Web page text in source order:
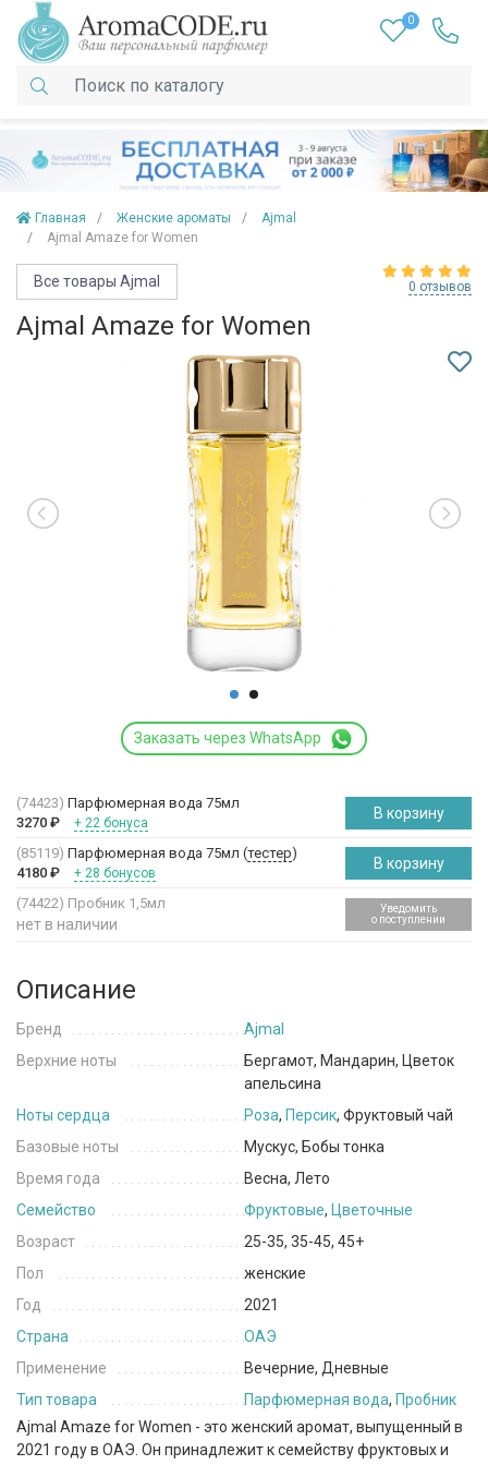
0
Главная Женские ароматы
Ajmal
Ajmal Amaze for Women
Все товары Ajmal 0 отзывов
Ajmal Amaze for Women
Заказать через WhatsApp
(74423) Парфюмерная вода 75мл
3270 ₽ + 22 бонуса
В корзину
(85119) Парфюмерная вода 75мл (тестер)
4180 ₽ + 28 бонусов
В корзину
(74422) Пробник 1,5мл
нет в наличии
Уведомить
о поступлении
Описание
Бренд
Ajmal
Верхние ноты
Бергамот, Мандарин, Цветок
апельсина
Ноты сердца
Роза, Персик, Фруктовый чай
Базовые ноты
Мускус, Бобы тонка
Время года
Весна, Лето
Семейство
Фруктовые, Цветочные
Возраст
25-35, 35-45, 45+
Пол
женские
Год
2021
Страна
ОАЭ
Применение
Вечерние, Дневные
Тип товара
Парфюмерная вода, Пробник
Ajmal Amaze for Women - это женский аромат, выпущенный в
2021 году в ОАЭ. Он принадлежит к семейству фруктовых и